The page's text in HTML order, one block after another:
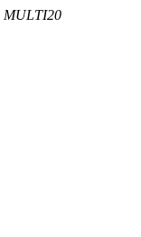
MULTI20